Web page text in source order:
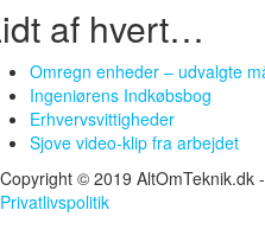
af hvert…
Omregn enheder – udvalgte
Ingeniørens Indkøbsbog
Erhvervsvittigheder
Sjove video-klip fra arbejdet
Copyright © 2019 AltOmTeknik.dk
Privatlivspolitik